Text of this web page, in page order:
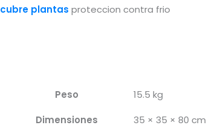
cubre plantas proteccion contra frio
Peso
15.5 kg
Dimensiones
35 × 35 × 80 cm